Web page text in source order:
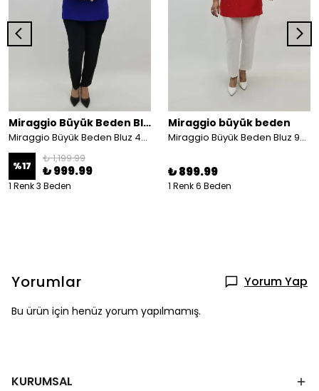
Miraggio Büyük Beden Bluz
Miraggio Büyük Beden Bluz 4225 SAKS
%17
₺ 1,199.99
₺ 999.99
1 Renk 3 Beden
Miraggio büyük beden
Miraggio Büyük Beden Bluz 99761 KIRMIZI
₺ 899.99
1 Renk 6 Beden
Yorumlar Yorum Yap
Bu ürün için henüz yorum yapılmamış.
KURUMSAL